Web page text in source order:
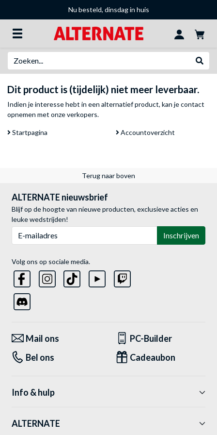
Nu besteld, dinsdag in huis
Dit product is (tijdelijk) niet meer leverbaar.
Indien je interesse hebt in een alternatief product, kan jecontact
opnemen met onze verkopers.
Startpagina Accountoverzicht
Terug naar boven
ALTERNATE nieuwsbrief
Blijf op de hoogte van nieuwe producten, exclusieve acties en
leuke wedstrijden!
Inschrijven
Volg ons op sociale media.
Mail ons
PC-Builder
Bel ons
Cadeaubon
Info & hulp
ALTERNATE